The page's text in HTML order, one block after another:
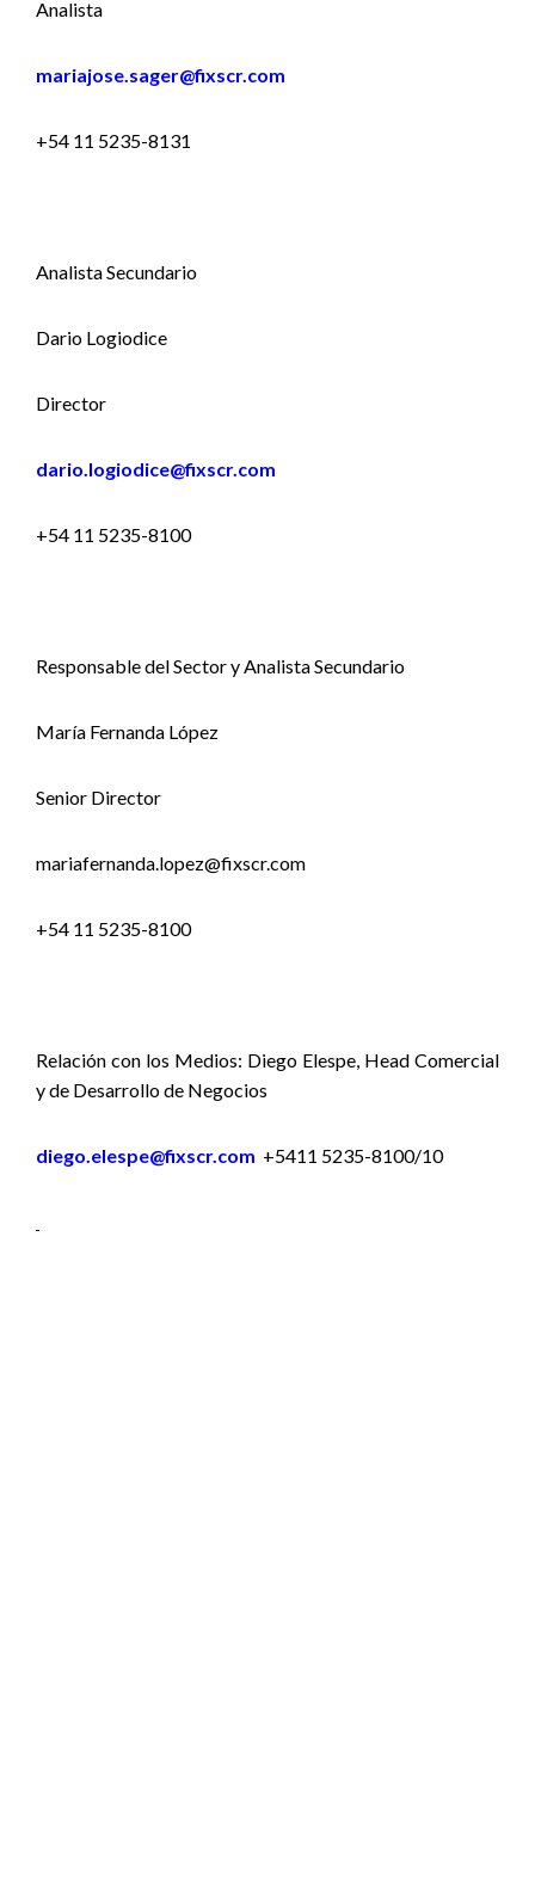
Analista
mariajose.sager@fixscr.com
+54 11 5235-8131
Analista Secundario
Dario Logiodice
Director
dario.logiodice@fixscr.com
+54 11 5235-8100
Responsable del Sector y Analista Secundario
María Fernanda López
Senior Director
mariafernanda.lopez@fixscr.com
+54 11 5235-8100
Relación con los Medios: Diego Elespe, Head Comercial
y de Desarrollo de Negocios
diego.elespe@fixscr.com +5411 5235-8100/10